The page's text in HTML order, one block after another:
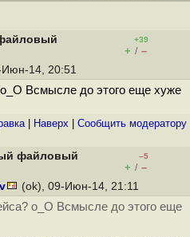
+39
+ / –
Июн-14, 20:51
Всмысле до этого еще хуже
| Наверх Cообщить модератору
файловый
–5
+ / –
(ok), 09-Июн-14, 21:11
o_O Всмысле до этого еще